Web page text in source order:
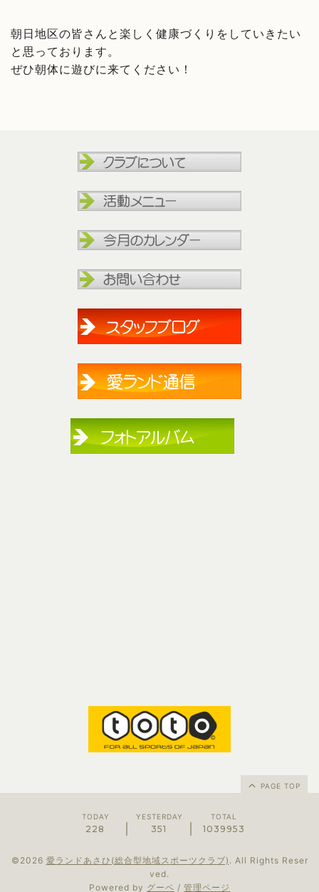
朝日地区の皆さんと楽しく健康づくりをしていきたい
と思っております。
ぜひ朝体に遊びに来てください！
PAGE TOP
TODAY
228
YESTERDAY
351
TOTAL
1039953
©2026 愛ランドあさひ(総合型地域スポーツクラブ) . All Rights Reser
ved.
Powered by グーペ / 管理ページ